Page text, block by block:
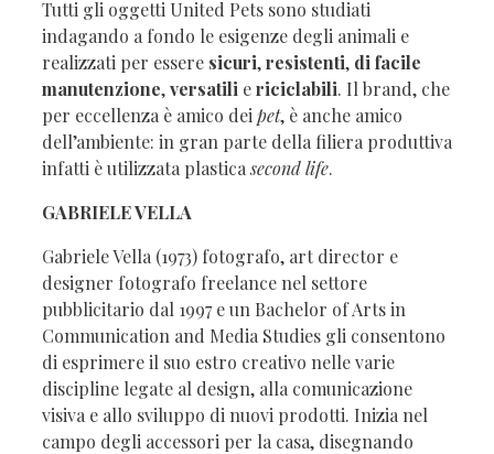
Tutti gli oggetti United Pets sono studiati
indagando a fondo le esigenze degli animali e
realizzati per essere sicuri,resistenti, di facile
manutenzione,versatili ericiclabili. Il brand, che
per eccellenza è amico dei pet, è anche amico
dell’ambiente: in gran parte della filiera produttiva
infatti è utilizzata plasticasecond life.
GABRIELE VELLA
Gabriele Vella (1973) fotografo, art director e
designer fotografo freelance nel settore
pubblicitario dal 1997 e un Bachelor of Arts in
Communication and Media Studies gli consentono
di esprimere il suo estro creativo nelle varie
discipline legate al design, alla comunicazione
visiva e allo sviluppo di nuovi prodotti. Inizia nel
campo degli accessori per la casa, disegnando